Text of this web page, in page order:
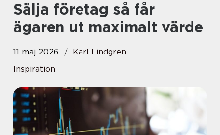
Sälja företag så får
ägaren ut maximalt värde
11 maj 2026
Karl Lindgren
Inspiration